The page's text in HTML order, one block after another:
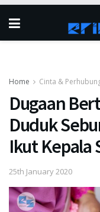
Home Cinta &
Dugaan
Duduk
Ikut Kepala
25th January 2020